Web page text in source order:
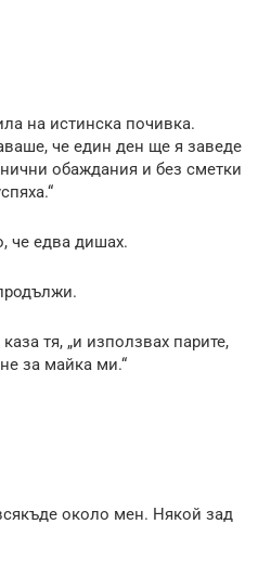
на истинска почивка.
че един ден ще я заведе
обаждания и без сметки
че едва дишах.
тя, „и използвах парите,
за майка ми.“
около мен. Някой зад